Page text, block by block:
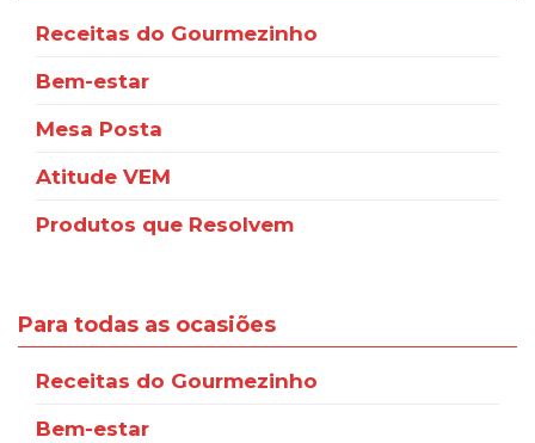
Receitas do Gourmezinho
Bem-estar
Mesa Posta
Atitude VEM
Produtos que Resolvem
Para todas as ocasiões
Receitas do Gourmezinho
Bem-estar